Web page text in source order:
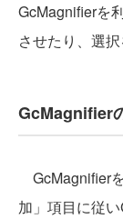
GcMagnifierを
させたり、選
GcMagnifier
GcMagnifier
加」項目に従